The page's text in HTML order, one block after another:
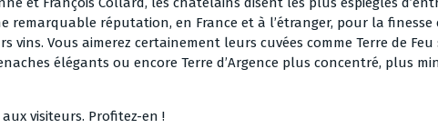
remarquable réputation, en France et à l’étranger, pour la finesse
vins. Vous aimerez certainement leurs cuvées comme Terre de Feu
élégants ou encore Terre d’Argence plus concentré, plus
aux visiteurs. Profitez-en !